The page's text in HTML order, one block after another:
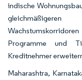
indische
Programme und
Kreditnehmer
Maharashtra,